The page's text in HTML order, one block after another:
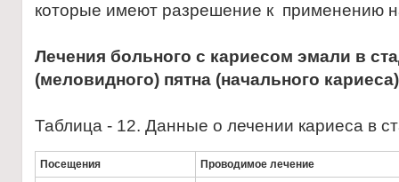
которые имеют разрешение к применению
Лечения больного с кариесом эмали в
(меловидного) пятна (начального
Таблица - 12. Данные о лечении кариеса в
Посещения Проводимое лечение